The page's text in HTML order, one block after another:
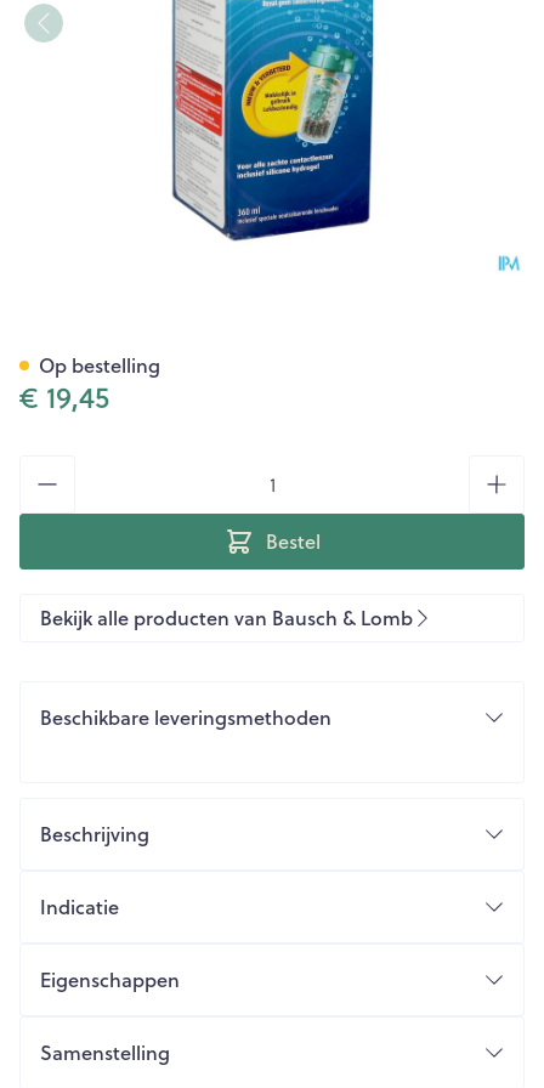
€ 19,45
Bestel
Op bestelling
Bekijk alle producten van Bausch & Lomb
Beschikbare leveringsmethoden
Beschrijving
Indicatie
Eigenschappen
Samenstelling